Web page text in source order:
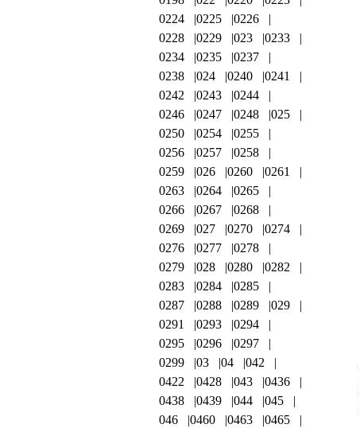
0224
0225
0226
0228
0229 023
0233
0234
0235
0237
0238
024 0240
0241
0242
0243
0244
0246
0247 0248
025
0250
0254
0255
0256
0257
0258
0259
026 0260
0261
0263
0264
0265
0266
0267
0268
0269
027 0270
0274
0276
0277
0278
0279
028 0280
0282
0283
0284
0285
0287
0288 0289
029
0291
0293
0294
0295
0296
0297
0299
03 04
042
0422
0428 043
0436
0438
0439 044
045
046
0460 0463
0465